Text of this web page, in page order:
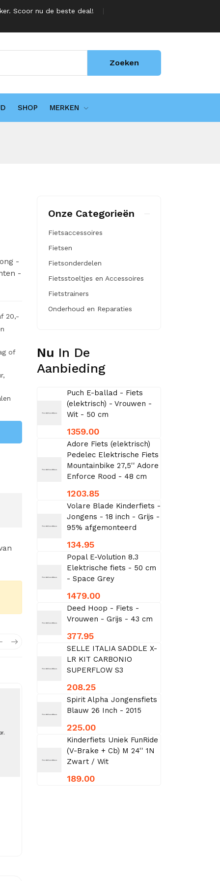
Scoor nu de beste deal!
Zoeken
SHOP MERKEN
-
-
20,-
of
Onze Categorieën
Fietsaccessoires
Fietsen
Fietsonderdelen
Fietsstoeltjes en Accessoires
Fietstrainers
Onderhoud en Reparaties
Nu In De
Aanbieding
Puch E-ballad - Fiets
(elektrisch) - Vrouwen -
Wit - 50 cm
1359.00
Adore Fiets (elektrisch)
Pedelec Elektrische Fiets
Mountainbike 27,5'' Adore
Enforce Rood - 48 cm
1203.85
Volare Blade Kinderfiets -
Jongens - 18 inch - Grijs -
95% afgemonteerd
134.95
Popal E-Volution 8.3
Elektrische fiets - 50 cm
- Space Grey
1479.00
Deed Hoop - Fiets -
Vrouwen - Grijs - 43 cm
377.95
SELLE ITALIA SADDLE X-
LR KIT CARBONIO
SUPERFLOW S3
208.25
Spirit Alpha Jongensfiets
Blauw 26 Inch - 2015
225.00
Kinderfiets Uniek FunRide
(V-Brake + Cb) M 24'' 1N
Zwart / Wit
189.00